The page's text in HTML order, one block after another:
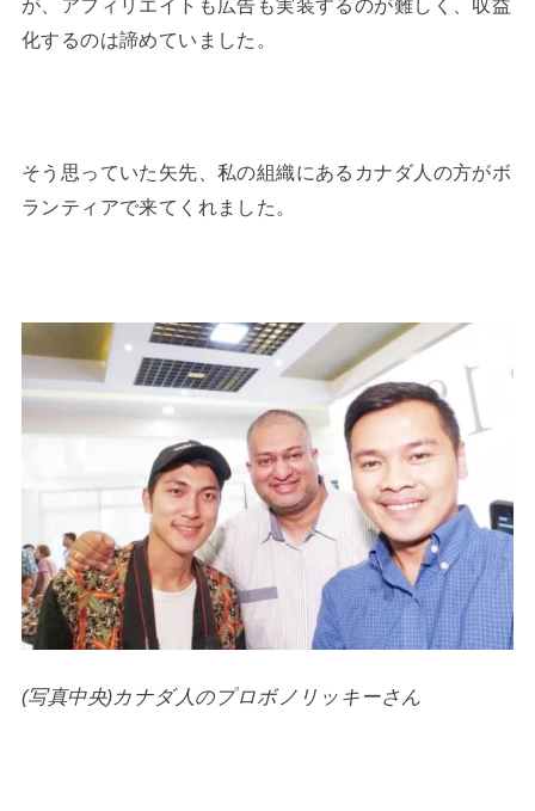
が、アフィリエイトも広告も実装するのが難しく、収益
化するのは諦めていました。
そう思っていた矢先、私の組織にあるカナダ人の方がボ
ランティアで来てくれました。
(写真中央)カナダ人のプロボノリッキーさん